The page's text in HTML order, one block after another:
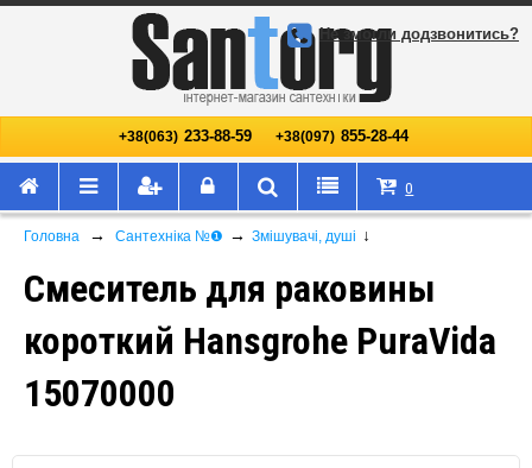
+38(063) 233-88-59 +38(097) 855-28-44
Не змогли додзвонитись?
0
Головна → Сантехніка №❶ → Змішувачі, душі ↓
Смеситель для раковины
короткий Hansgrohe PuraVida
15070000